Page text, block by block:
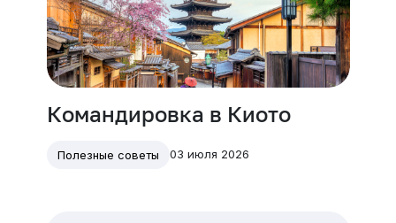
Командировка в Киото
Полезные советы 03 июля 2026